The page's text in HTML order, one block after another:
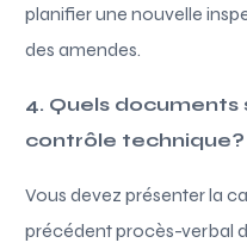
planifier une nouvelle
des amendes.
4. Quels documents
contrôle technique?
Vous devez présenter la
précédent procès-verbal